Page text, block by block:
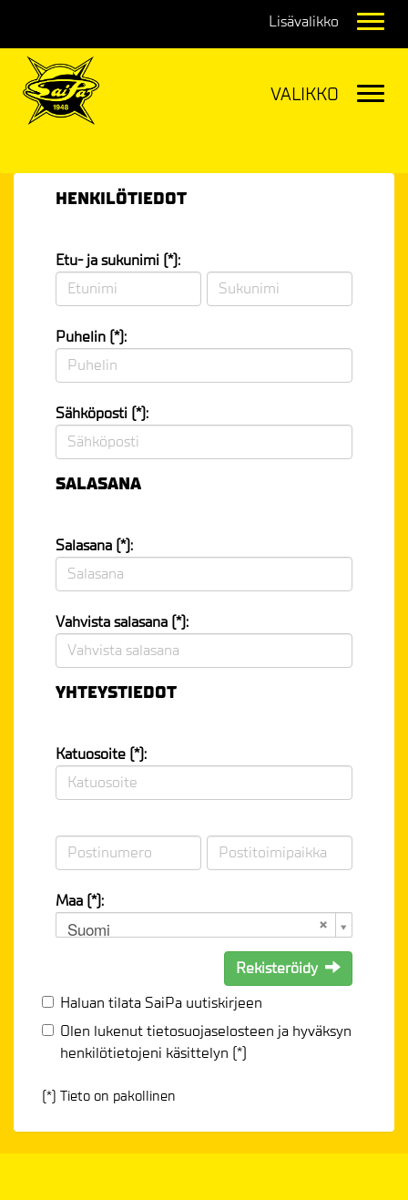
HENKILÖTIEDOT
Etu- ja sukunimi (*):
Puhelin (*):
Sähköposti (*):
SALASANA
Salasana (*):
Vahvista salasana (*):
YHTEYSTIEDOT
Katuosoite (*):
Maa (*):
Suomi
Rekisteröidy
Haluan tilata SaiPa uutiskirjeen
Olen lukenuttietosuojaselosteen ja hyväksyn
henkilötietojeni käsittelyn (*)
(*) Tieto on pakollinen